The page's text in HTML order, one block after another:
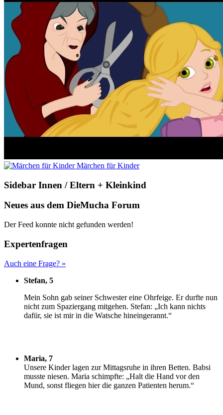
Märchen für Kinder
Sidebar Innen / Eltern + Kleinkind
Neues aus dem DieMucha Forum
Der Feed konnte nicht gefunden werden!
Expertenfragen
Auch eine Frage? »
Stefan, 5
Mein Sohn gab seiner Schwester eine Ohrfeige. Er durfte nun
nicht zum Spaziergang mitgehen. Stefan: „Ich kann nichts
dafür, sie ist mir in die Watsche hineingerannt.“
Maria, 7
Unsere Kinder lagen zur Mittagsruhe in ihren Betten. Babsi
musste niesen. Maria schimpfte: „Halt die Hand vor den
Mund, sonst fliegen hier die ganzen Patienten herum.“